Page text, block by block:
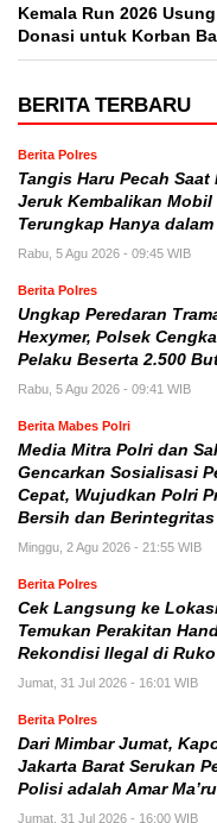
Kemala Run 2026
Donasi untuk Korban
BERITA TERBARU
Berita Polres
Tangis Haru Pecah
Jeruk Kembalikan
Terungkap Hanya
Rabu, 5 Agu 2026 - 09:45 WIB
Berita Polres
Ungkap Peredaran
Hexymer, Polsek
Pelaku Beserta 2.500
Rabu, 5 Agu 2026 - 09:41 WIB
Berita Mabes Polri
Media Mitra Polri dan
Gencarkan Sosialisasi
Cepat, Wujudkan Polri
Bersih dan Berintegritas
Minggu, 2 Agu 2026 - 21:55 WIB
Berita Polres
Cek Langsung ke
Temukan Perakitan
Rekondisi Ilegal di Ruko
Jumat, 31 Jul 2026 - 16:01 WIB
Berita Polres
Dari Mimbar Jumat,
Jakarta Barat Serukan
Polisi adalah Amar
Jumat, 31 Jul 2026 - 16:00 WIB